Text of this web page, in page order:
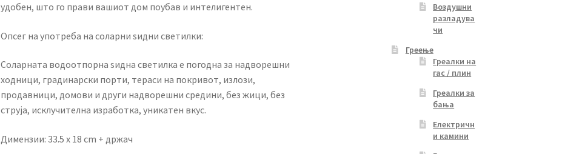
удобен, што го прави вашиот дом поубав и интелигентен.
Опсег на употреба на соларни ѕидни светилки:
Соларната водоотпорна ѕидна светилка е погодна за надворешни
ходници, градинарски порти, тераси на покривот, излози,
продавници, домови и други надворешни средини, без жици, без
струја, исклучителна изработка, уникатен вкус.
Димензии: 33.5 x 18 cm + држач
Воздушни
разладува
чи
Греење
Греалки на
гас / плин
Греалки за
бања
Електричн
и камини